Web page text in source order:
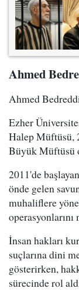
Ahmed
Ahmed
Ezher
Halep Müftüsü,
Büyük Müftüsü
2011'de
önde gelen
muhaliflere
operasyonlarını
İnsan hakları
suçlarına dini
gösterirken,
sürecinde rol